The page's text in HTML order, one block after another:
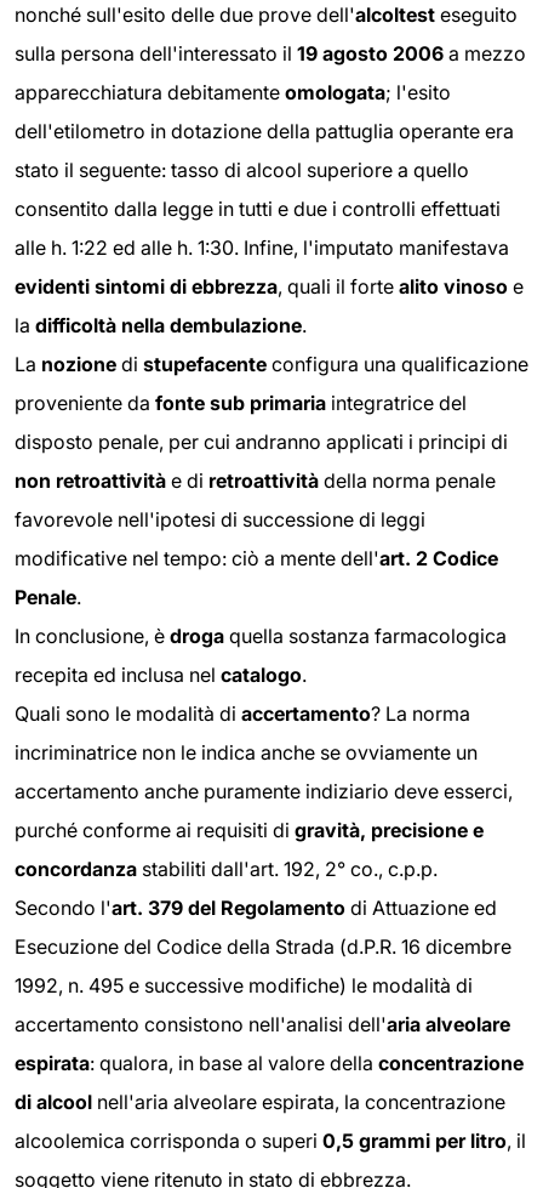
nonché sull'esito delle due prove dell'alcoltest eseguito
sulla persona dell'interessato il 19 agosto 2006 a mezzo
apparecchiatura debitamente omologata; l'esito
dell'etilometro in dotazione della pattuglia operante era
stato il seguente: tasso di alcool superiore a quello
consentito dalla legge in tutti e due i controlli effettuati
alle h. 1:22 ed alle h. 1:30. Infine, l'imputato manifestava
evidenti sintomi di ebbrezza, quali il forte alito vinoso e
la difficoltà nella dembulazione.
La nozione di stupefacente configura una qualificazione
proveniente da fonte sub primaria integratrice del
disposto penale, per cui andranno applicati i principi di
non retroattività e di retroattività della norma penale
favorevole nell'ipotesi di successione di leggi
modificative nel tempo: ciò a mente dell'art. 2 Codice
Penale.
In conclusione, è droga quella sostanza farmacologica
recepita ed inclusa nel catalogo.
Quali sono le modalità di accertamento? La norma
incriminatrice non le indica anche se ovviamente un
accertamento anche puramente indiziario deve esserci,
purché conforme ai requisiti di gravità, precisione e
concordanza stabiliti dall'art. 192, 2° co., c.p.p.
Secondo l'art. 379 del Regolamento di Attuazione ed
Esecuzione del Codice della Strada (d.P.R. 16 dicembre
1992, n. 495 e successive modifiche) le modalità di
accertamento consistono nell'analisi dell'aria alveolare
espirata: qualora, in base al valore della concentrazione
di alcool nell'aria alveolare espirata, la concentrazione
alcoolemica corrisponda o superi 0,5 grammi per litro, il
soggetto viene ritenuto in stato di ebbrezza.